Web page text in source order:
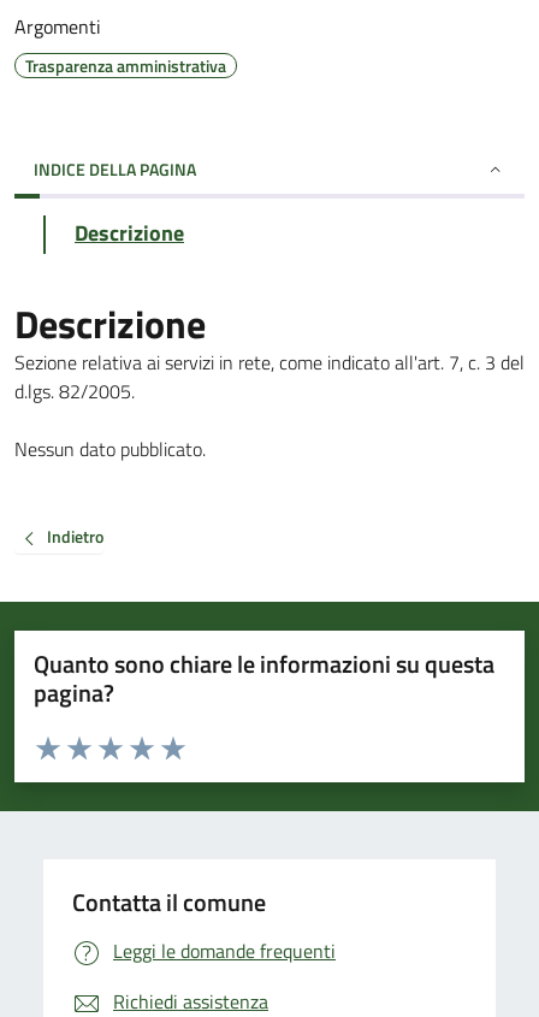
Argomenti
Trasparenza amministrativa
INDICE DELLA PAGINA
Descrizione
Descrizione
Sezione relativa ai servizi in rete, come indicato all'art. 7, c. 3 del
d.lgs. 82/2005.
Nessun dato pubblicato.
Indietro
Quanto sono chiare le informazioni su questa
pagina?
Valuta da 1 a 5 stelle la pagina
Valuta 5 stelle su 5
Valuta 4 stelle su 5
Valuta 3 stelle su 5
Valuta 2 stelle su 5
Valuta 1 stelle su 5
Contatta il comune
Leggi le domande frequenti
Richiedi assistenza